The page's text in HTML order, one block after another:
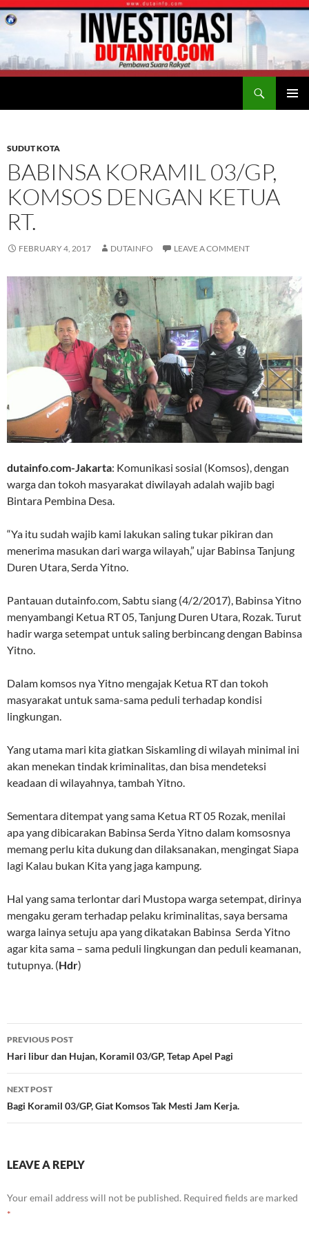
SUDUT KOTA
BABINSA KORAMIL 03/GP,
KOMSOS DENGAN KETUA
RT.
FEBRUARY 4, 2017 DUTAINFO LEAVE A COMMENT
dutainfo.com-Jakarta: Komunikasi sosial (Komsos), dengan
warga dan tokoh masyarakat diwilayah adalah wajib bagi
Bintara Pembina Desa.
“Ya itu sudah wajib kami lakukan saling tukar pikiran dan
menerima masukan dari warga wilayah,” ujar Babinsa Tanjung
Duren Utara, Serda Yitno.
Pantauan dutainfo.com, Sabtu siang (4/2/2017), Babinsa Yitno
menyambangi Ketua RT 05, Tanjung Duren Utara, Rozak. Turut
hadir warga setempat untuk saling berbincang dengan Babinsa
Yitno.
Dalam komsos nya Yitno mengajak Ketua RT dan tokoh
masyarakat untuk sama-sama peduli terhadap kondisi
lingkungan.
Yang utama mari kita giatkan Siskamling di wilayah minimal ini
akan menekan tindak kriminalitas, dan bisa mendeteksi
keadaan di wilayahnya, tambah Yitno.
Sementara ditempat yang sama Ketua RT 05 Rozak, menilai
apa yang dibicarakan Babinsa Serda Yitno dalam komsosnya
memang perlu kita dukung dan dilaksanakan, mengingat Siapa
lagi Kalau bukan Kita yang jaga kampung.
Hal yang sama terlontar dari Mustopa warga setempat, dirinya
mengaku geram terhadap pelaku kriminalitas, saya bersama
warga lainya setuju apa yang dikatakan Babinsa Serda Yitno
agar kita sama – sama peduli lingkungan dan peduli keamanan,
tutupnya. (Hdr)
Post
navigation
PREVIOUS POST
Hari libur dan Hujan, Koramil 03/GP, Tetap Apel Pagi
NEXT POST
Bagi Koramil 03/GP, Giat Komsos Tak Mesti Jam Kerja.
LEAVE A REPLY
Your email address will not be published. Required fields are marked
*